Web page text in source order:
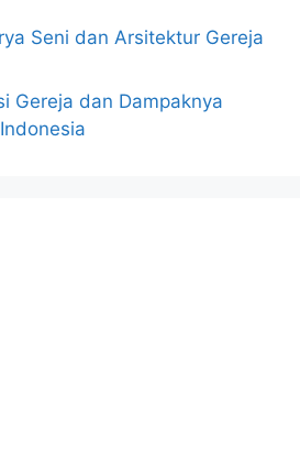
Seni dan Arsitektur Gereja
Gereja dan Dampaknya